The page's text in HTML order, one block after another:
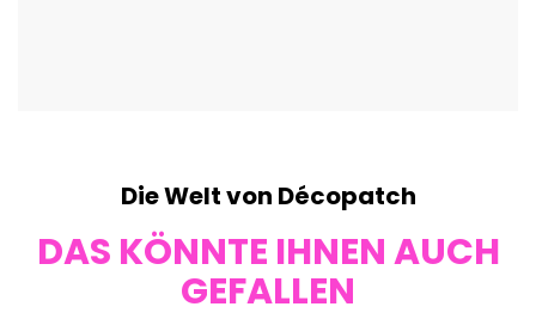
Die Welt von Décopatch
DAS KÖNNTE IHNEN AUCH
GEFALLEN